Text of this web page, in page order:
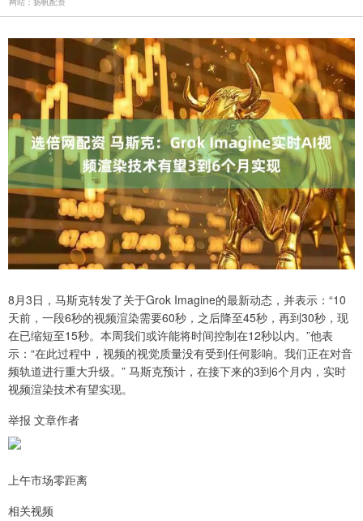
8月3日，马斯克转发了关于Grok Imagine的最新动态，并表示：“10
天前，一段6秒的视频渲染需要60秒，之后降至45秒，再到30秒，现
在已缩短至15秒。本周我们或许能将时间控制在12秒以内。”他表
示：“在此过程中，视频的视觉质量没有受到任何影响。我们正在对音
频轨道进行重大升级。” 马斯克预计，在接下来的3到6个月内，实时
视频渲染技术有望实现。
举报 文章作者
上午市场零距离
相关视频